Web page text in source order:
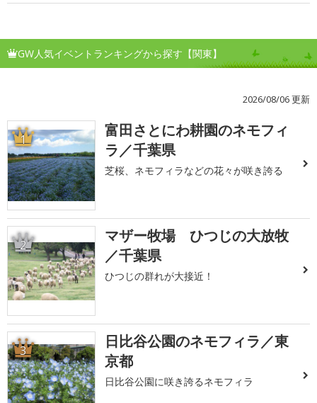
GW人気イベントランキングから探す【関東】
2026/08/06 更新
1
富田さとにわ耕園のネモフィ
ラ／千葉県
芝桜、ネモフィラなどの花々が咲き誇る
2
マザー牧場 ひつじの大放牧
／千葉県
ひつじの群れが大接近！
3
日比谷公園のネモフィラ／東
京都
日比谷公園に咲き誇るネモフィラ